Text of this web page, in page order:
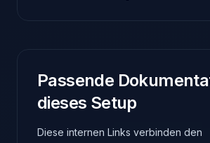
Passende
dieses Setup
Diese internen Links verbinden den